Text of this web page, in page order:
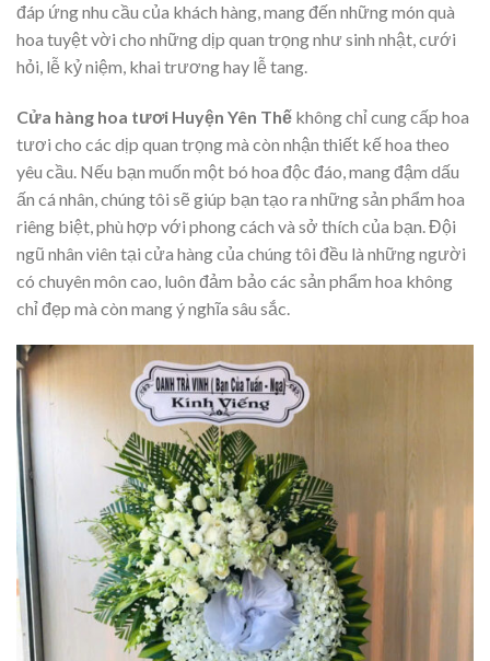
đáp ứng nhu cầu của khách hàng, mang đến những món quà
hoa tuyệt vời cho những dịp quan trọng như sinh nhật, cưới
hỏi, lễ kỷ niệm, khai trương hay lễ tang.
Cửa hàng hoa tươi Huyện Yên Thế không chỉ cung cấp hoa
tươi cho các dịp quan trọng mà còn nhận thiết kế hoa theo
yêu cầu. Nếu bạn muốn một bó hoa độc đáo, mang đậm dấu
ấn cá nhân, chúng tôi sẽ giúp bạn tạo ra những sản phẩm hoa
riêng biệt, phù hợp với phong cách và sở thích của bạn. Đội
ngũ nhân viên tại cửa hàng của chúng tôi đều là những người
có chuyên môn cao, luôn đảm bảo các sản phẩm hoa không
chỉ đẹp mà còn mang ý nghĩa sâu sắc.